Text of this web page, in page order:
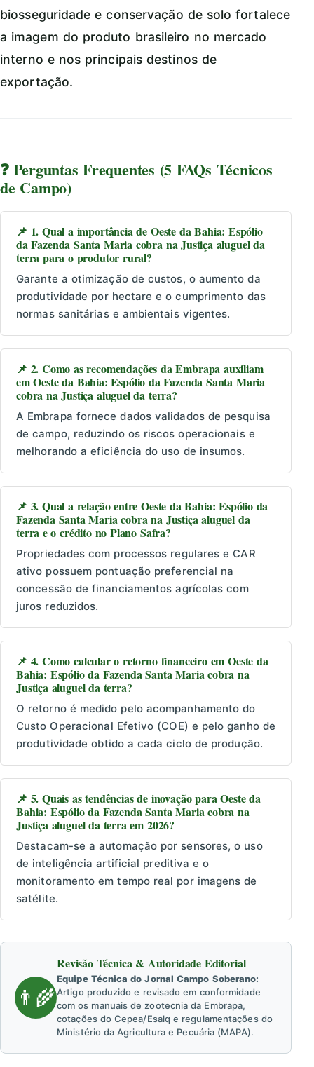
biosseguridade e conservação de solo fortalece
a imagem do produto brasileiro no mercado
interno e nos principais destinos de
exportação.
❓ Perguntas Frequentes (5 FAQs Técnicos
de Campo)
📌 1. Qual a importância de Oeste da Bahia: Espólio
da Fazenda Santa Maria cobra na Justiça aluguel da
terra para o produtor rural?
Garante a otimização de custos, o aumento da
produtividade por hectare e o cumprimento das
normas sanitárias e ambientais vigentes.
📌 2. Como as recomendações da Embrapa auxiliam
em Oeste da Bahia: Espólio da Fazenda Santa Maria
cobra na Justiça aluguel da terra?
A Embrapa fornece dados validados de pesquisa
de campo, reduzindo os riscos operacionais e
melhorando a eficiência do uso de insumos.
📌 3. Qual a relação entre Oeste da Bahia: Espólio da
Fazenda Santa Maria cobra na Justiça aluguel da
terra e o crédito no Plano Safra?
Propriedades com processos regulares e CAR
ativo possuem pontuação preferencial na
concessão de financiamentos agrícolas com
juros reduzidos.
📌 4. Como calcular o retorno financeiro em Oeste da
Bahia: Espólio da Fazenda Santa Maria cobra na
Justiça aluguel da terra?
O retorno é medido pelo acompanhamento do
Custo Operacional Efetivo (COE) e pelo ganho de
produtividade obtido a cada ciclo de produção.
📌 5. Quais as tendências de inovação para Oeste da
Bahia: Espólio da Fazenda Santa Maria cobra na
Justiça aluguel da terra em 2026?
Destacam-se a automação por sensores, o uso
de inteligência artificial preditiva e o
monitoramento em tempo real por imagens de
satélite.
👨‍🌾
Revisão Técnica & Autoridade Editorial
Equipe Técnica do Jornal Campo Soberano:
Artigo produzido e revisado em conformidade
com os manuais de zootecnia da Embrapa,
cotações do Cepea/Esalq e regulamentações do
Ministério da Agricultura e Pecuária (MAPA).